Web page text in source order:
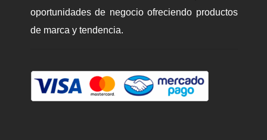
oportunidades de negocio ofreciendo productos
de marca y tendencia.